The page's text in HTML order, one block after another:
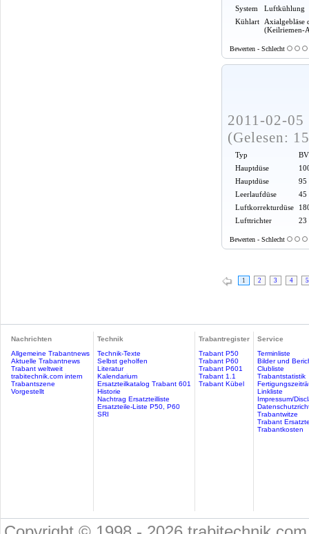
System
Luftkühlung
Kühlart
Axialgebläse
(Keilriemen-
Bewerten - Schlecht
2011-02-
(Gelesen:
Typ
Hauptdüse
Hauptdüse
95
Leerlaufdüse
45
Luftkorrekturdüse
Lufttrichter
23
Bewerten - Schlecht
1 2 3 4 5
Nachrichten
Allgemeine Trabantnews
Aktuelle Trabantnews
Trabant weltweit
trabitechnik.com intern
Trabantszene
Vorgestellt
Technik
Technik-Texte
Selbst geholfen
Literatur
Kalendarium
Ersatzteilkatalog Trabant 601
Historie
Nachtrag Ersatzteilliste
Ersatzteile-Liste P50, P60
SRI
Trabantregister
Trabant P50
Trabant P60
Trabant P601
Trabant 1.1
Trabant Kübel
Service
Terminliste
Bilder und
Clubliste
Trabantstatistik
Linkliste
Impressum/
Trabantwitze
Trabant
Trabantkosten